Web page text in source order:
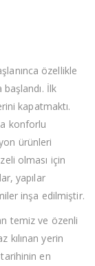
özellikle
İlk
kapatmaktı.
konforlu
ürünleri
olması için
yapılar
inşa edilmiştir.
temiz ve özenli
kılınan yerin
en